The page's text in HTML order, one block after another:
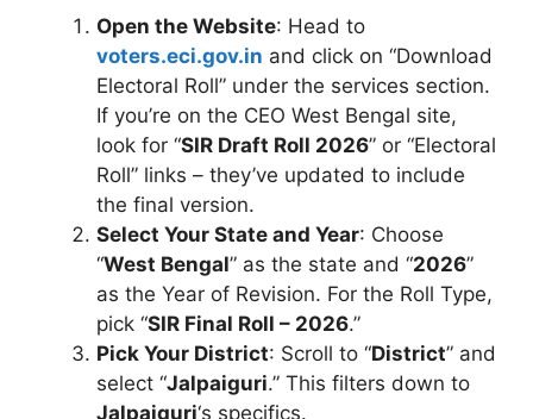
Open the Website: Head to
voters.eci.gov.in and click on “Download
Electoral Roll” under the services section.
If you’re on the CEO West Bengal site,
look for “SIR Draft Roll 2026” or “Electoral
Roll” links – they’ve updated to include
the final version.
Select Your State and Year: Choose
“West Bengal” as the state and “2026”
as the Year of Revision. For the Roll Type,
pick “SIR Final Roll – 2026.”
Pick Your District: Scroll to “District” and
select “Jalpaiguri.” This filters down to
Jalpaiguri‘s specifics.